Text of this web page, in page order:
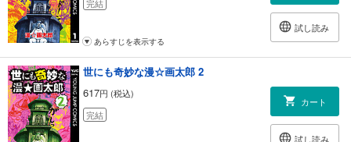
完結
試し読み
あらすじを表示する
世にも奇妙な漫☆画太郎 2
617円 (税込)
完結
カート
試し読み